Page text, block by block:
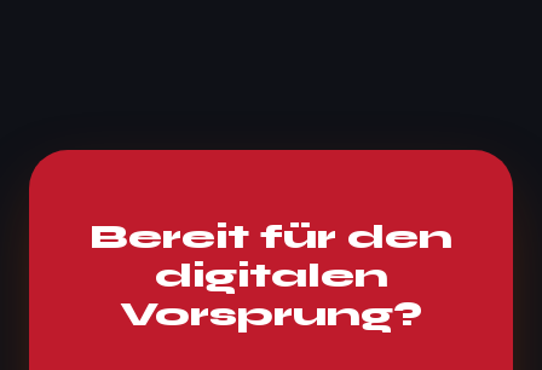
Bereit für den
digitalen
Vorsprung?